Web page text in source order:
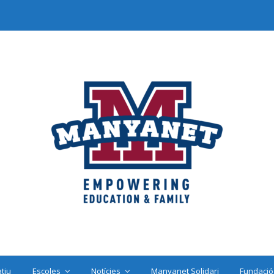
Escoles Notícies Manyanet Solidari Fundació